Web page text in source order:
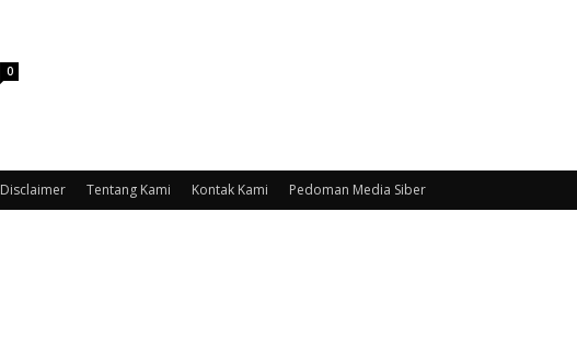
0
Disclaimer Tentang Kami Kontak Kami Pedoman Media Siber